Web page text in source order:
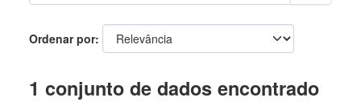
Ordenar por
1 conjunto de dados encontrado